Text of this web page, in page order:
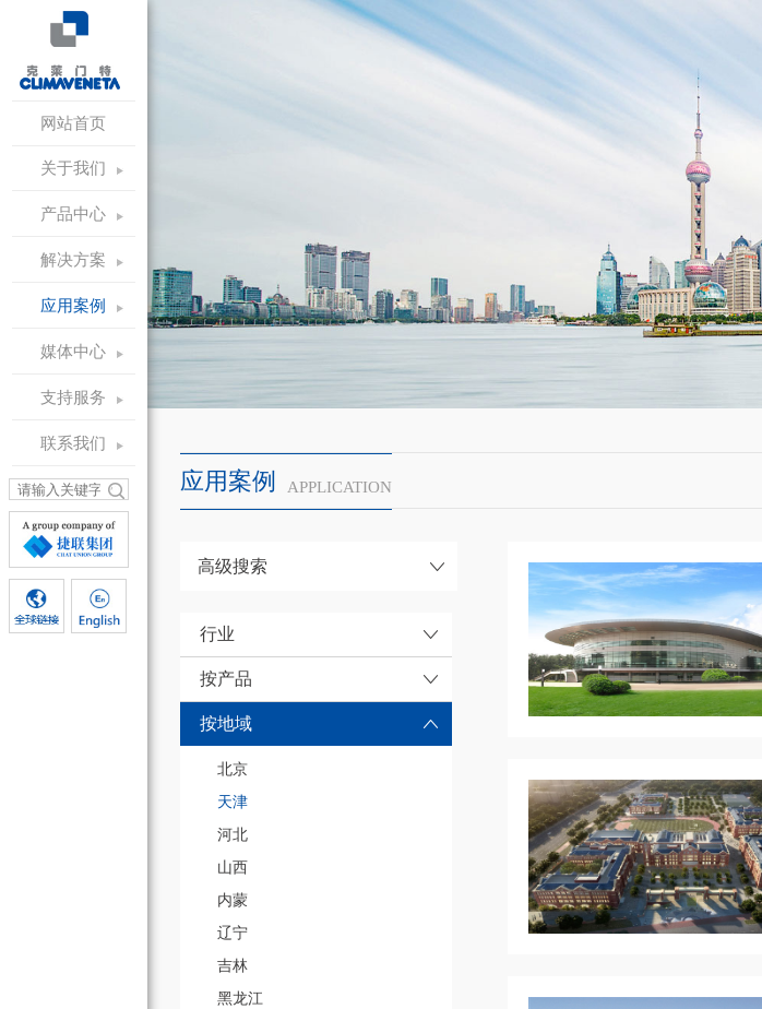
网站首页
关于我们
产品中心
解决方案
应用案例
媒体中心
支持服务
联系我们
应用案例 APPLICATION
高级搜索
行业
按产品
按地域
北京
天津
河北
山西
内蒙
辽宁
吉林
黑龙江